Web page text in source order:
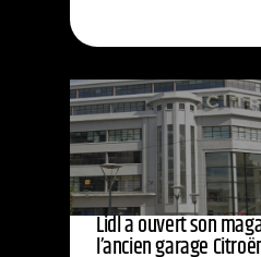
Lidl a ouvert son
l’ancien garage